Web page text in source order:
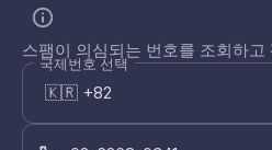
스팸이 의심되는 번호를 조회하고
국제번호 선택